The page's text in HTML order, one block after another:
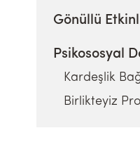
Gönüllü
Psikososyal
Kardeşlik
Birlikteyiz